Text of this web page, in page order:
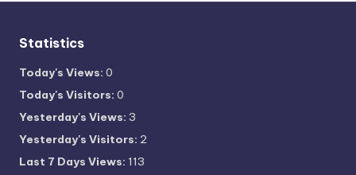
Statistics
Today's Views: 0
Today's Visitors: 0
Yesterday's Views: 3
Yesterday's Visitors: 2
Last 7 Days Views: 113